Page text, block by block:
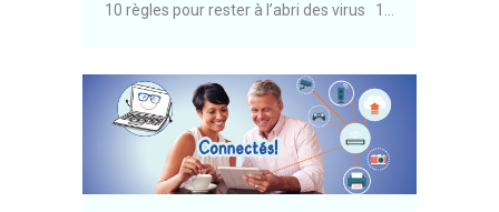
10 règles pour rester à l’abri des virus 1. Le meilleur antivirus c’est vous et votre bon sens. Il n’existe pas d’antivirus qui puisse vous protéger de tous les virus. 2. Ayez un antivirus 3. Maintenez votre système (ordinateur/tablette/téléphone et autre objets connectés) à......